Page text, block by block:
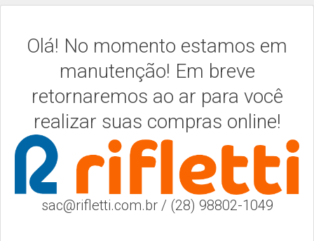
Olá! No momento estamos em
manutenção! Em breve
retornaremos ao ar para você
realizar suas compras online!
sac@rifletti.com.br / (28) 98802-1049